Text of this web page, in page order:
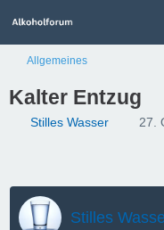
Allgemeines
Kalter Entzug
Stilles Wasser 27.
Stilles